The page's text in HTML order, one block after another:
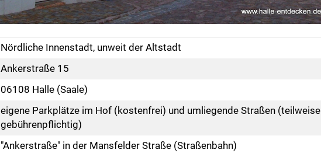
Nördliche Innenstadt, unweit der Altstadt
Ankerstraße 15
06108 Halle (Saale)
eigene Parkplätze im Hof (kostenfrei) und umliegende Straßen (teilweise
gebührenpflichtig)
"Ankerstraße" in der Mansfelder Straße (Straßenbahn)